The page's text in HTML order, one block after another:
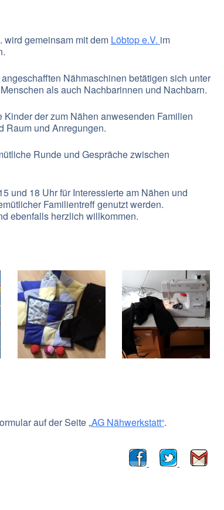
gemeinsam mit dem Löbtop e.V. im
Nähmaschinen betätigen sich unter
als auch Nachbarinnen und Nachbarn.
der zum Nähen anwesenden Familien
Raum und Anregungen.
Runde und Gespräche zwischen
und 18 Uhr für Interessierte am Nähen und
Familientreff genutzt werden.
ebenfalls herzlich willkommen.
auf der Seite „AG Nähwerkstatt“.